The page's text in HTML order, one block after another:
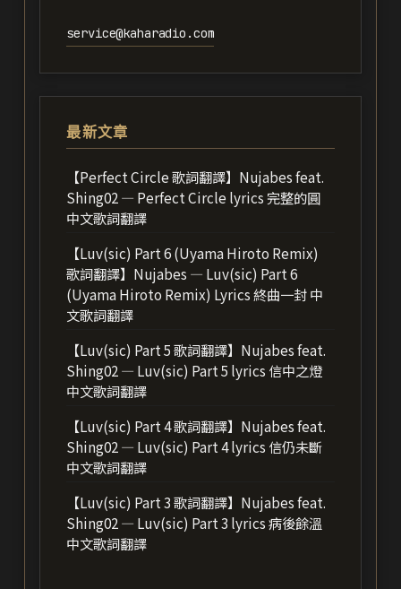
service@kaharadio.com
最新文章
【Perfect Circle 歌詞翻譯】Nujabes feat.
Shing02 — Perfect Circle lyrics 完整的圓
中文歌詞翻譯
【Luv(sic) Part 6 (Uyama Hiroto Remix)
歌詞翻譯】Nujabes — Luv(sic) Part 6
(Uyama Hiroto Remix) Lyrics 終曲一封 中
文歌詞翻譯
【Luv(sic) Part 5 歌詞翻譯】Nujabes feat.
Shing02 — Luv(sic) Part 5 lyrics 信中之燈
中文歌詞翻譯
【Luv(sic) Part 4 歌詞翻譯】Nujabes feat.
Shing02 — Luv(sic) Part 4 lyrics 信仍未斷
中文歌詞翻譯
【Luv(sic) Part 3 歌詞翻譯】Nujabes feat.
Shing02 — Luv(sic) Part 3 lyrics 病後餘溫
中文歌詞翻譯